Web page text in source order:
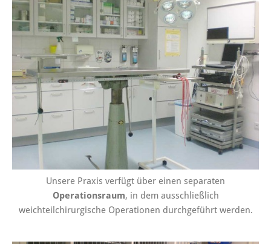
Unsere Praxis verfügt über einen separaten
Operationsraum, in dem ausschließlich
weichteilchirurgische Operationen durchgeführt werden.